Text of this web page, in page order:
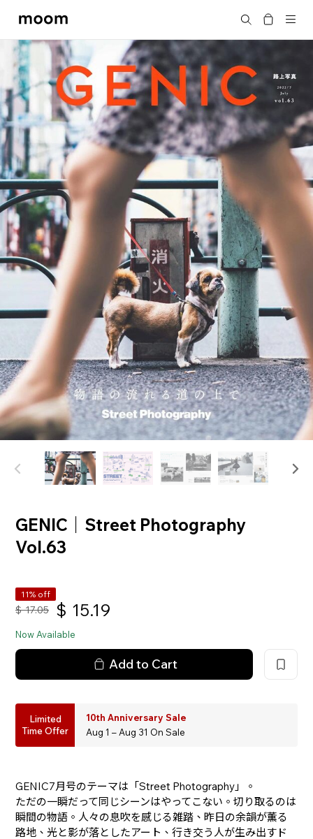
moom
bookshop
Search
GENIC｜Street Photography
Vol.63
11% off
$ 17.05 $ 15.19
Now Available
Add to Cart
Limited
Time Offer
10th Anniversary Sale
Aug 1 – Aug 31 On Sale
GENIC7月号のテーマは「Street Photography」。
ただの一瞬だって同じシーンはやってこない。切り取るのは
瞬間の物語。人々の息吹を感じる雑踏、昨日の余韻が薫る
路地、光と影が落としたアート、行き交う人が生み出すド